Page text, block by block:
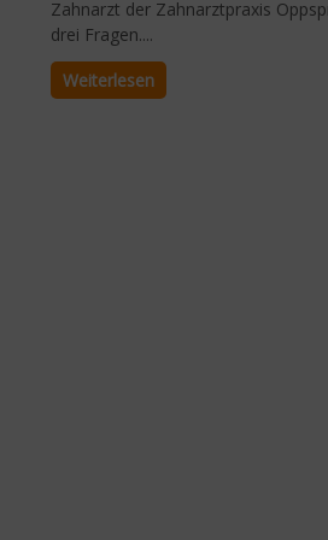
Zahnarzt der Zahnarztpraxis
drei Fragen....
Weiterlesen